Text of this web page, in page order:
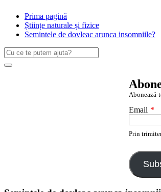
Prima pagină
Științe naturale și fizice
Semintele de dovleac arunca insomniile?
Caută
după:
Search
Abonează-
Email *
Prin